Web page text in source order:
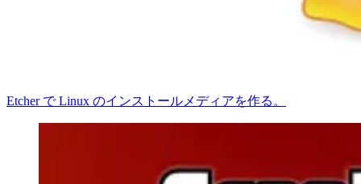
Etcher で Linux のインストールメディアを作る。